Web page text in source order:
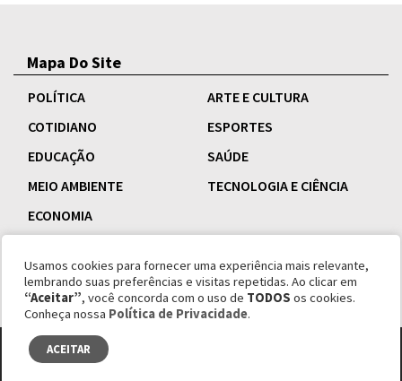
Mapa Do Site
POLÍTICA
ARTE E CULTURA
COTIDIANO
ESPORTES
EDUCAÇÃO
SAÚDE
MEIO AMBIENTE
TECNOLOGIA E CIÊNCIA
ECONOMIA
© copyright 1995 - 2026 Revista Esquinas.
Usamos cookies para fornecer uma experiência mais relevante,
lembrando suas preferências e visitas repetidas. Ao clicar em
“Aceitar”, você concorda com o uso de TODOS os cookies.
Conheça nossa Política de Privacidade.
ACEITAR